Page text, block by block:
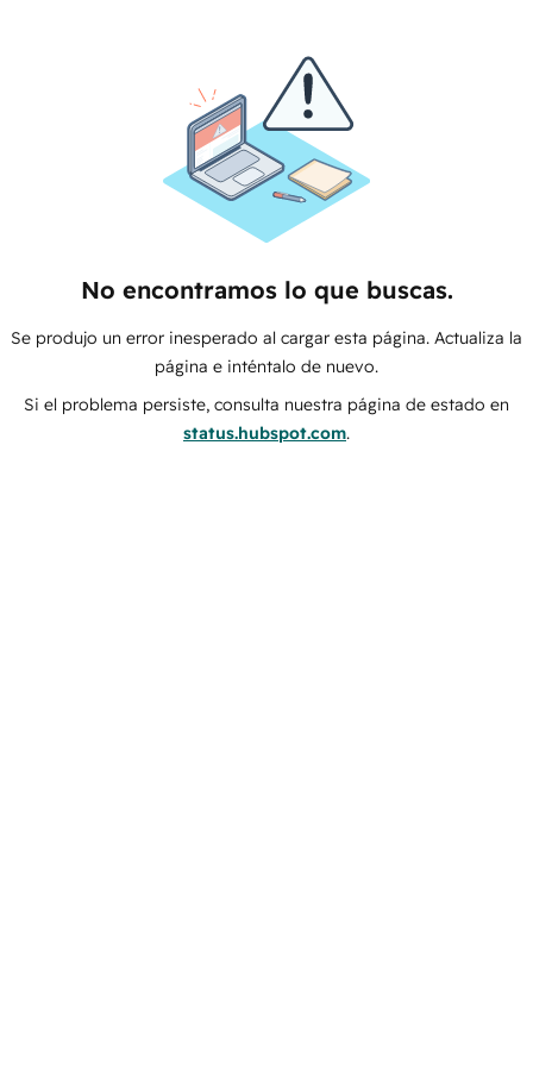
No encontramos lo que buscas.
Se produjo un error inesperado al cargar esta página. Actualiza la
página e inténtalo de nuevo.
Si el problema persiste, consulta nuestra página de estado en
status.hubspot.com.